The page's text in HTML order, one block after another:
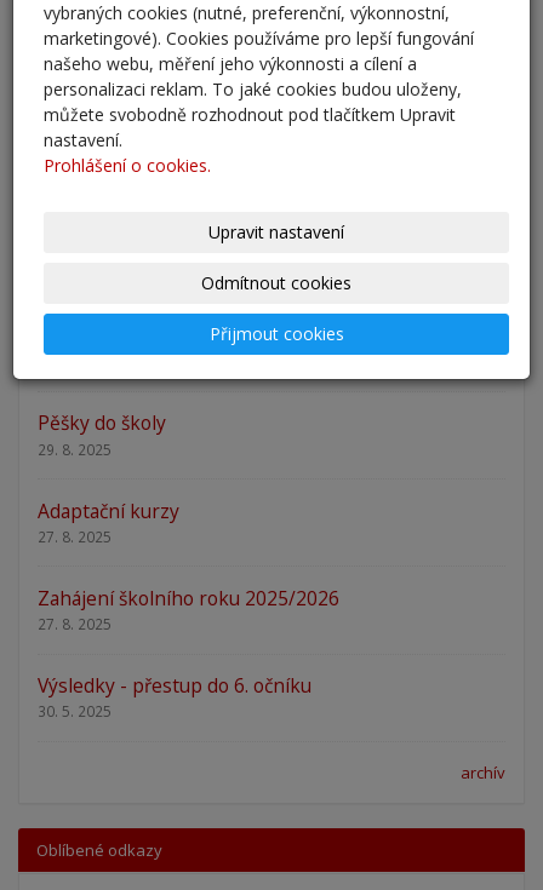
25. 5. 2026
Odlišná organizace školního roku 2025/2026
27. 2. 2026
Zápis 2026 - výsledky
Nový školní rok - informace
31. 8. 2025
Pěšky do školy
29. 8. 2025
Adaptační kurzy
27. 8. 2025
Zahájení školního roku 2025/2026
27. 8. 2025
Výsledky - přestup do 6. očníku
30. 5. 2025
archív
Oblíbené odkazy
vybraných cookies (nutné, preferenční, výkonnostní,
marketingové). Cookies používáme pro lepší fungování
našeho webu, měření jeho výkonnosti a cílení a
personalizaci reklam. To jaké cookies budou uloženy,
můžete svobodně rozhodnout pod tlačítkem Upravit
nastavení.
Prohlášení o cookies.
Upravit nastavení
Odmítnout cookies
Přijmout cookies